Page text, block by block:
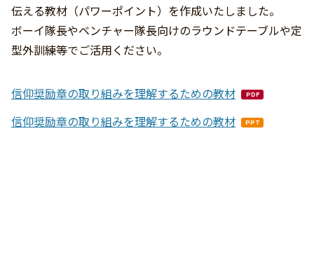
伝える教材（パワーポイント）を作成いたしました。
ボーイ隊長やベンチャー隊長向けのラウンドテーブルや定
型外訓練等でご活用ください。
信仰奨励章の取り組みを理解するための教材 PDF
信仰奨励章の取り組みを理解するための教材 PPT